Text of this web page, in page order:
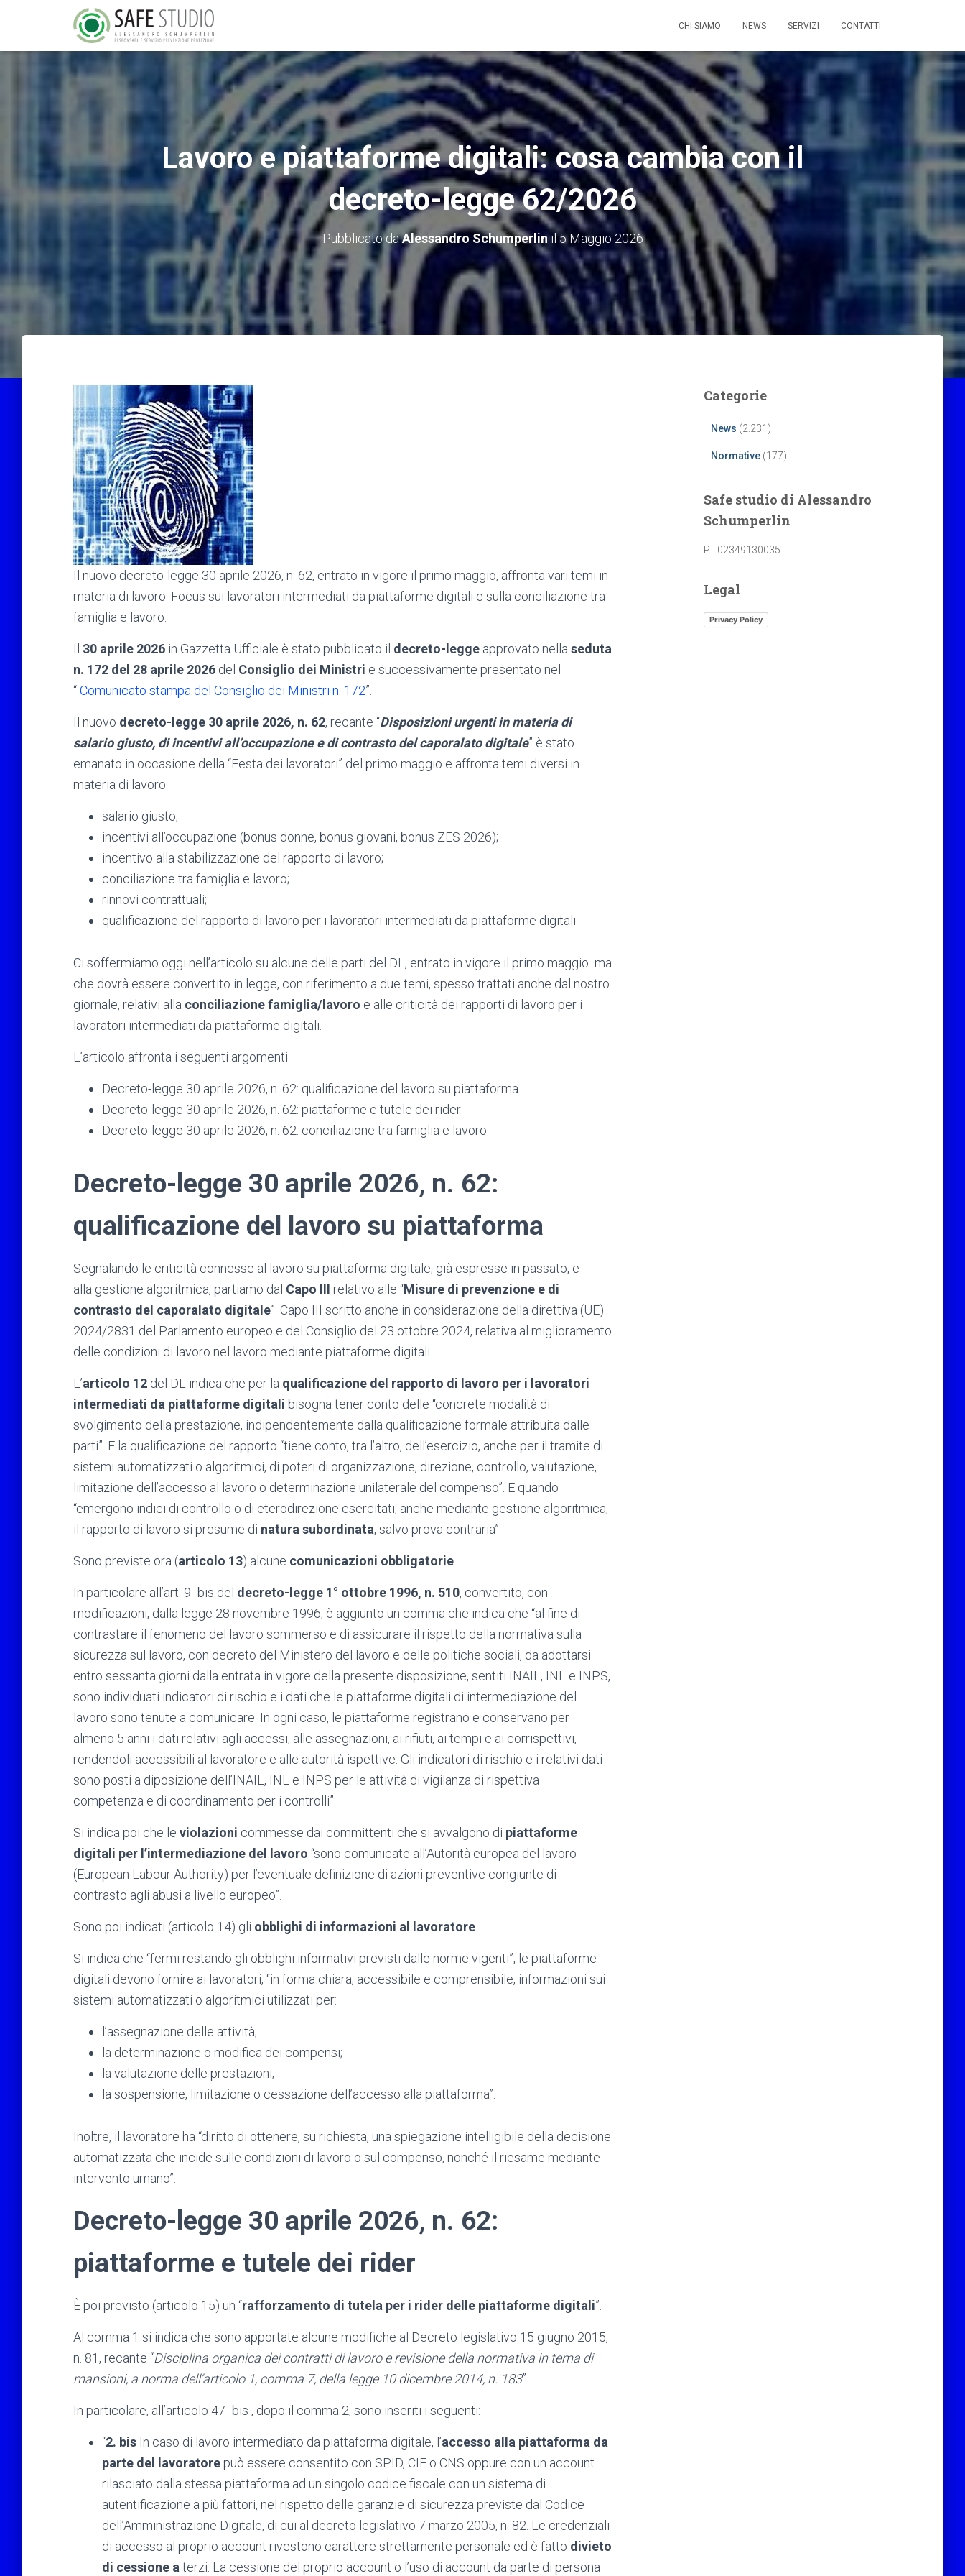
CHI SIAMO NEWS SERVIZI CONTATTI
Lavoro e piattaforme digitali: cosa cambia con il
decreto-legge 62/2026
Pubblicato daAlessandro Schumperlinil5 Maggio 2026
Il nuovo decreto-legge 30 aprile 2026, n. 62, entrato in vigore il primo maggio, affronta vari temi in
materia di lavoro. Focus sui lavoratori intermediati da piattaforme digitali e sulla conciliazione tra
famiglia e lavoro.
Il 30 aprile 2026 in Gazzetta Ufficiale è stato pubblicato il decreto-legge approvato nella seduta
n. 172 del 28 aprile 2026 del Consiglio dei Ministri e successivamente presentato nel
“Comunicato stampa del Consiglio dei Ministri n. 172”.
Il nuovo decreto-legge 30 aprile 2026, n. 62, recante “Disposizioni urgenti in materia di
salario giusto, di incentivi all’occupazione e di contrasto del caporalato digitale” è stato
emanato in occasione della “Festa dei lavoratori” del primo maggio e affronta temi diversi in
materia di lavoro:
salario giusto;
incentivi all’occupazione (bonus donne, bonus giovani, bonus ZES 2026);
incentivo alla stabilizzazione del rapporto di lavoro;
conciliazione tra famiglia e lavoro;
rinnovi contrattuali;
qualificazione del rapporto di lavoro per i lavoratori intermediati da piattaforme digitali.
Ci soffermiamo oggi nell’articolo su alcune delle parti del DL, entrato in vigore il primo maggio ma
che dovrà essere convertito in legge, con riferimento a due temi, spesso trattati anche dal nostro
giornale, relativi alla conciliazione famiglia/lavoro e alle criticità dei rapporti di lavoro per i
lavoratori intermediati da piattaforme digitali.
L’articolo affronta i seguenti argomenti:
Decreto-legge 30 aprile 2026, n. 62: qualificazione del lavoro su piattaforma
Decreto-legge 30 aprile 2026, n. 62: piattaforme e tutele dei rider
Decreto-legge 30 aprile 2026, n. 62: conciliazione tra famiglia e lavoro
Decreto-legge 30 aprile 2026, n. 62:
qualificazione del lavoro su piattaforma
Segnalando le criticità connesse al lavoro su piattaforma digitale, già espresse in passato, e
alla gestione algoritmica, partiamo dal Capo III relativo alle “Misure di prevenzione e di
contrasto del caporalato digitale”. Capo III scritto anche in considerazione della direttiva (UE)
2024/2831 del Parlamento europeo e del Consiglio del 23 ottobre 2024, relativa al miglioramento
delle condizioni di lavoro nel lavoro mediante piattaforme digitali.
L’articolo 12 del DL indica che per la qualificazione del rapporto di lavoro per i lavoratori
intermediati da piattaforme digitali bisogna tener conto delle “concrete modalità di
svolgimento della prestazione, indipendentemente dalla qualificazione formale attribuita dalle
parti”. E la qualificazione del rapporto “tiene conto, tra l’altro, dell’esercizio, anche per il tramite di
sistemi automatizzati o algoritmici, di poteri di organizzazione, direzione, controllo, valutazione,
limitazione dell’accesso al lavoro o determinazione unilaterale del compenso”. E quando
“emergono indici di controllo o di eterodirezione esercitati, anche mediante gestione algoritmica,
il rapporto di lavoro si presume di natura subordinata, salvo prova contraria”.
Sono previste ora (articolo 13) alcune comunicazioni obbligatorie
In particolare all’art. 9 -bis del decreto-legge 1° ottobre 1996, n. 510, convertito, con
modificazioni, dalla legge 28 novembre 1996, è aggiunto un comma che indica che “al fine di
contrastare il fenomeno del lavoro sommerso e di assicurare il rispetto della normativa sulla
sicurezza sul lavoro, con decreto del Ministero del lavoro e delle politiche sociali, da adottarsi
entro sessanta giorni dalla entrata in vigore della presente disposizione, sentiti INAIL, INL e INPS,
sono individuati indicatori di rischio e i dati che le piattaforme digitali di intermediazione del
lavoro sono tenute a comunicare. In ogni caso, le piattaforme registrano e conservano per
almeno 5 anni i dati relativi agli accessi, alle assegnazioni, ai rifiuti, ai tempi e ai corrispettivi,
rendendoli accessibili al lavoratore e alle autorità ispettive. Gli indicatori di rischio e i relativi dati
sono posti a diposizione dell’INAIL, INL e INPS per le attività di vigilanza di rispettiva
competenza e di coordinamento per i controlli”.
Si indica poi che le violazioni commesse dai committenti che si avvalgono di piattaforme
digitali per l’intermediazione del lavoro “sono comunicate all’Autorità europea del lavoro
(European Labour Authority) per l’eventuale definizione di azioni preventive congiunte di
contrasto agli abusi a livello europeo”.
Sono poi indicati (articolo 14) gli obblighi di informazioni al lavoratore
Si indica che “fermi restando gli obblighi informativi previsti dalle norme vigenti”, le piattaforme
digitali devono fornire ai lavoratori, “in forma chiara, accessibile e comprensibile, informazioni sui
sistemi automatizzati o algoritmici utilizzati per:
l’assegnazione delle attività;
la determinazione o modifica dei compensi;
la valutazione delle prestazioni;
la sospensione, limitazione o cessazione dell’accesso alla piattaforma”.
Inoltre, il lavoratore ha “diritto di ottenere, su richiesta, una spiegazione intelligibile della decisione
automatizzata che incide sulle condizioni di lavoro o sul compenso, nonché il riesame mediante
intervento umano”.
Decreto-legge 30 aprile 2026, n. 62:
piattaforme e tutele dei rider
È poi previsto (articolo 15) un “rafforzamento di tutela per i rider delle piattaforme digitali”.
Al comma 1 si indica che sono apportate alcune modifiche al Decreto legislativo 15 giugno 2015,
n. 81, recante “Disciplina organica dei contratti di lavoro e revisione della normativa in tema di
mansioni, a norma dell’articolo 1, comma 7, della legge 10 dicembre 2014, n. 183”.
In particolare, all’articolo 47 -bis , dopo il comma 2, sono inseriti i seguenti:
“2. bis In caso di lavoro intermediato da piattaforma digitale, l’accesso alla piattaforma da
parte del lavoratore può essere consentito con SPID, CIE o CNS oppure con un account
rilasciato dalla stessa piattaforma ad un singolo codice fiscale con un sistema di
autentificazione a più fattori, nel rispetto delle garanzie di sicurezza previste dal Codice
dell’Amministrazione Digitale, di cui al decreto legislativo 7 marzo 2005, n. 82. Le credenziali
di accesso al proprio account rivestono carattere strettamente personale ed è fatto divieto
di cessione a terzi. La cessione del proprio account o l’uso di account da parte di persona
Categorie
News (2.231)
Normative(177)
Safe studio di Alessandro
Schumperlin
P.I. 02349130035
Legal
Privacy Policy